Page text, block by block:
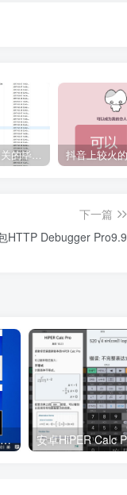
计算机专业相关的毕业设计论文合集免费下载
下一篇
HTTP Debugger Pro9.9
W10 Digital Activation v1.5.5.4 Win10数字永久激活工具